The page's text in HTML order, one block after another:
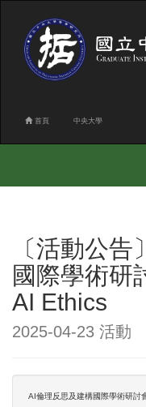
首頁 中央大學
〔活動公
國際學術研
AI Ethics
2025-04-23 活動
AI倫理反思及建構國際學術研討